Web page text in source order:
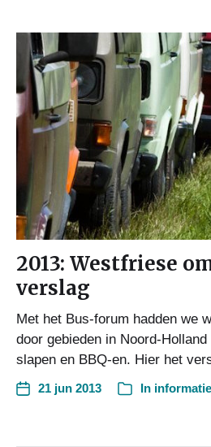
2013: Westfriese
verslag
Met het Bus-forum hadden we
door gebieden in Noord-
slapen en BBQ-en. Hier het
21 jun 2013 In informatie